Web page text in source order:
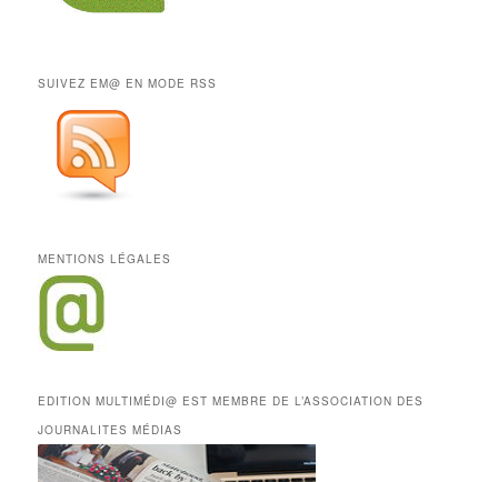
SUIVEZ EM@ EN MODE RSS
MENTIONS LÉGALES
EDITION MULTIMÉDI@ EST MEMBRE DE L’ASSOCIATION DES
JOURNALITES MÉDIAS